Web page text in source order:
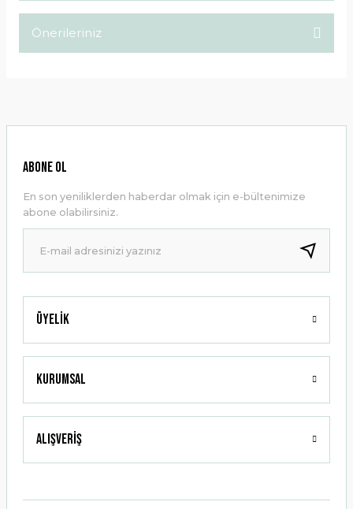
Önerileriniz
Ürün resmi kalitesiz, bozuk veya görüntülenemiyor.
Ürün bilgilerinde hatalar bulunuyor.
Ürün fiyatı diğer sitelerden daha pahalı.
Bu ürüne benzer farklı alternatifler olmalı.
Gönder
Üyelik
Kurumsal
Alışveriş
ABONE OL
En son yeniliklerden haberdar olmak için e-bültenimize
abone olabilirsiniz.